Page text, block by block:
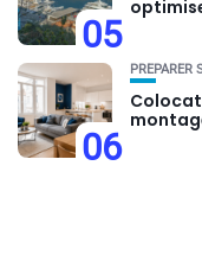
05
06
PRÉPARER